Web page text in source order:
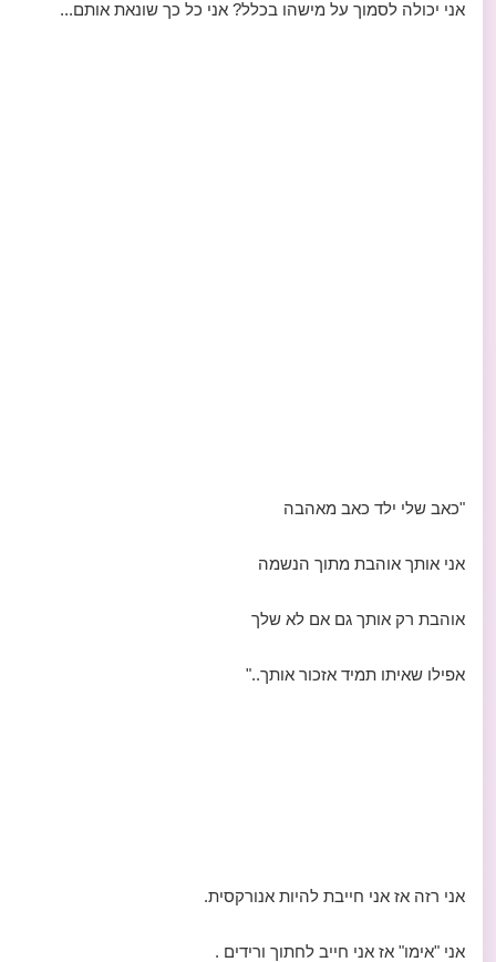
אני יכולה לסמוך על מישהו בכלל? אני כל כך שונאת אותם...
"‏כאב שלי ילד כאב מאהבה
אני אותך אוהבת מתוך הנשמה
אוהבת רק אותך גם אם לא שלך
אפילו שאיתו תמיד אזכור אותך.."
אני רזה אז אני חייבת להיות אנורקסית.
אני "אימו" אז אני חייב לחתוך ורידים .